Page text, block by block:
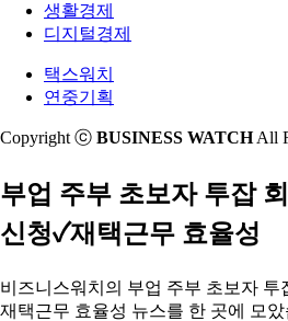
생활경제
디지털경제
택스워치
연중기획
Copyright ⓒ BUSINESS WATCHAll
부업 주부 초보자 투잡
신청✓재택근무 효율성
비즈니스워치의 부업 주부 초보자
재택근무 효율성 뉴스를 한 곳에 모